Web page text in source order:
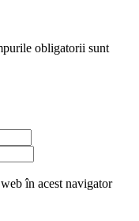
obligatorii sunt
în acest navigator